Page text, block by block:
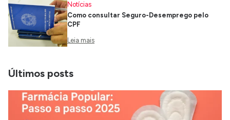
Notícias
Como consultar Seguro-Desemprego pelo
CPF
Leia mais
Últimos posts